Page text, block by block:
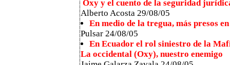
Oxy y el cuento de la seguridad
Alberto Acosta 29/08/05
En medio de la tregua, más presos
Pulsar 24/08/05
En Ecuador el rol siniestro de la
La occidental (Oxy), nuestro enemigo